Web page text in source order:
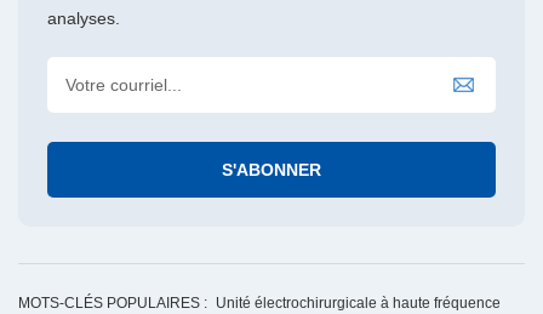
analyses.
MOTS-CLÉS POPULAIRES : Unité électrochirurgicale à haute fréquence